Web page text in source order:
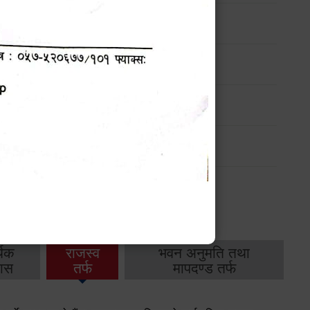
मासिक प्रगति प्रतिवेदन
राजस्व
तर्फ
भवन अनुमति तथा
मापदण्ड तर्फ